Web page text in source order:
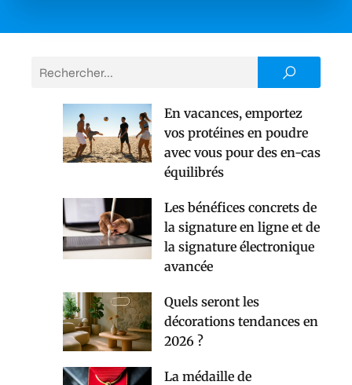
En vacances, emportez
vos protéines en poudre
avec vous pour des en-cas
équilibrés
Les bénéfices concrets de
la signature en ligne et de
la signature électronique
avancée
Quels seront les
décorations tendances en
2026 ?
La médaille de